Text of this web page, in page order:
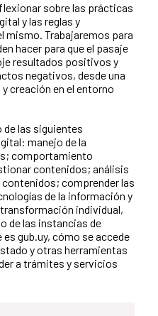
sobre las prácticas
y las reglas y
mismo. Trabajaremos para
hacer para que el pasaje
resultados positivos y
negativos, desde una
creación en el entorno
de las siguientes
manejo de la
comportamiento
contenidos; análisis
comprender las
de la información y
individual,
de las instancias de
gub.uy, cómo se accede
y otras herramientas
a trámites y servicios